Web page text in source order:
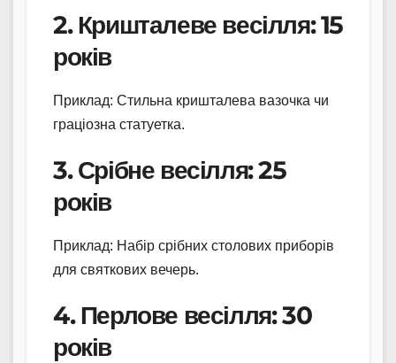
2. Кришталеве весілля: 15
років
Приклад: Стильна кришталева вазочка чи
граціозна статуетка.
3. Срібне весілля: 25
років
Приклад: Набір срібних столових приборів
для святкових вечерь.
4. Перлове весілля: 30
років